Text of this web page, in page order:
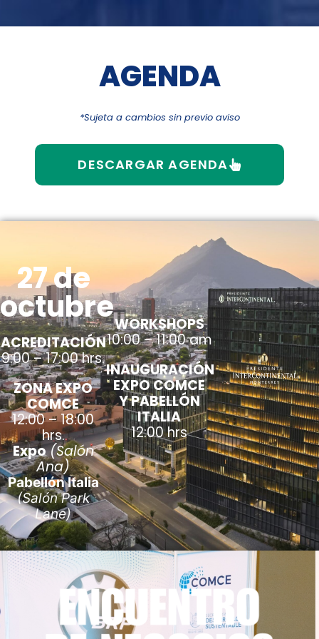
AGENDA
*Sujeta a cambios sin previo aviso
DESCARGAR AGENDA
27 de
octubre
ACREDITACIÓN
9:00 – 17:00 hrs.
ZONA EXPO
COMCE
12:00 – 18:00
hrs.
Expo(Salón
Ana)
Pabellón Italia
(Salón Park
Lane)
WORKSHOPS
10:00 – 11:00 am
INAUGURACIÓN
EXPO COMCE
Y PABELLÓN
ITALIA
12:00 hrs